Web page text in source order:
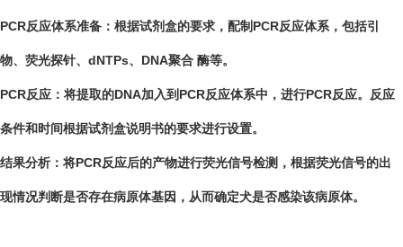
PCR反应体系准备：根据试剂盒的要求，配制PCR反应体系，包括引
物、荧光探针、dNTPs、DNA聚合 酶等。
PCR反应：将提取的DNA加入到PCR反应体系中，进行PCR反应。反应
条件和时间根据试剂盒说明书的要求进行设置。
结果分析：将PCR反应后的产物进行荧光信号检测，根据荧光信号的出
现情况判断是否存在病原体基因，从而确定犬是否感染该病原体。